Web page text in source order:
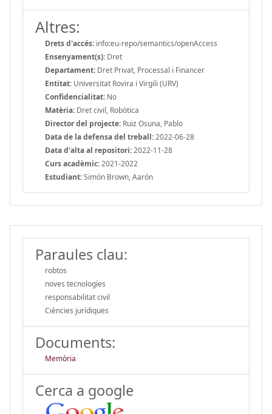
Altres:
Drets d'accés: info:eu-repo/semantics/openAccess
Ensenyament(s): Dret
Departament: Dret Privat, Processal i Financer
Entitat: Universitat Rovira i Virgili (URV)
Confidencialitat: No
Matèria: Dret civil, Robòtica
Director del projecte: Ruiz Osuna, Pablo
Data de la defensa del treball:2022-06-28
Data d'alta al repositori:2022-11-28
Curs acadèmic:2021-2022
Estudiant:Simón Brown, Aarón
Paraules clau:
robtos
noves tecnologíes
responsabilitat civil
Ciències jurídiques
Documents:
Memòria
Cerca a google